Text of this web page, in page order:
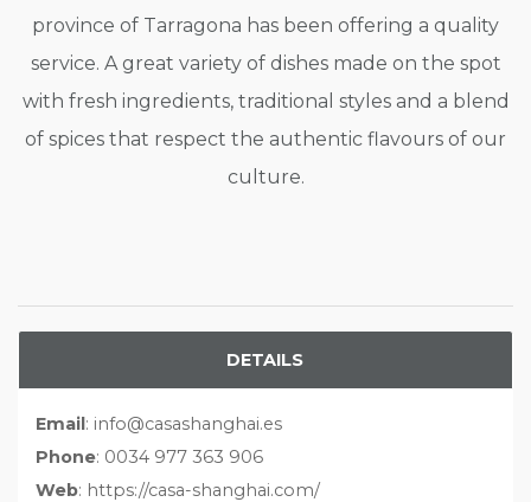
province of Tarragona has been offering a quality
service. A great variety of dishes made on the spot
with fresh ingredients, traditional styles and a blend
of spices that respect the authentic flavours of our
culture.
DETAILS
Email: info@casashanghai.es
Phone: 0034 977 363 906
Web: https://casa-shanghai.com/